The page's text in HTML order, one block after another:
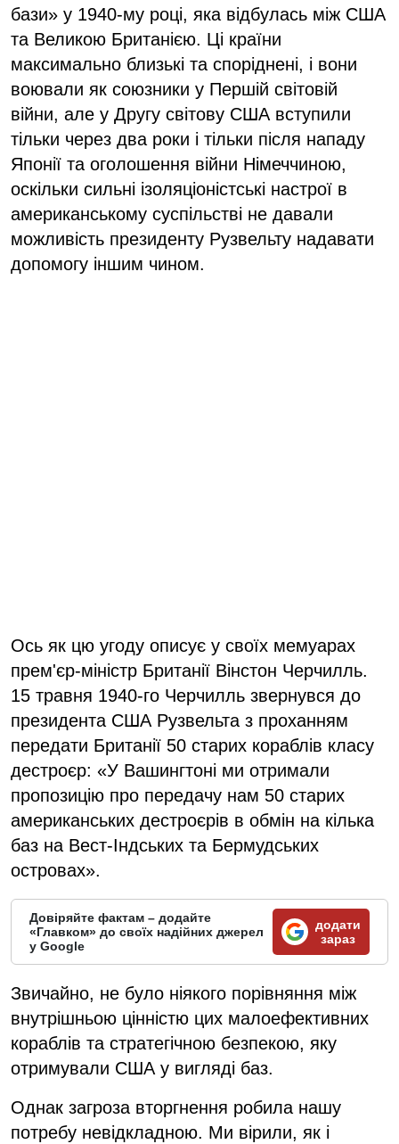
бази» у 1940-му році, яка відбулась між США
та Великою Британією. Ці країни
максимально близькі та споріднені, і вони
воювали як союзники у Першій світовій
війни, але у Другу світову США вступили
тільки через два роки і тільки після нападу
Японії та оголошення війни Німеччиною,
оскільки сильні ізоляціоністські настрої в
американському суспільстві не давали
можливість президенту Рузвельту надавати
допомогу іншим чином.
Ось як цю угоду описує у своїх мемуарах
прем'єр-міністр Британії Вінстон Черчилль.
15 травня 1940-го Черчилль звернувся до
президента США Рузвельта з проханням
передати Британії 50 старих кораблів класу
дестроєр: «У Вашингтоні ми отримали
пропозицію про передачу нам 50 старих
американських дестроєрів в обмін на кілька
баз на Вест-Індських та Бермудських
островах».
Довіряйте фактам – додайте
«Главком» до своїх надійних джерел
у Google
додати
зараз
Звичайно, не було ніякого порівняння між
внутрішньою цінністю цих малоефективних
кораблів та стратегічною безпекою, яку
отримували США у вигляді баз.
Однак загроза вторгнення робила нашу
потребу невідкладною. Ми вірили, як і